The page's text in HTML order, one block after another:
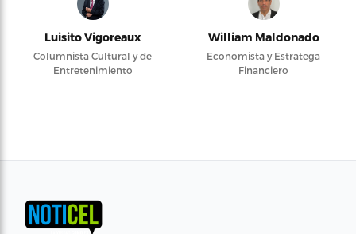
Luisito Vigoreaux
Columnista Cultural y de
Entretenimiento
William Maldonado
Economista y Estratega
Financiero